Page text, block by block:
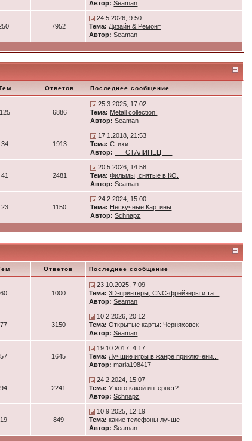
Автор: Seaman
7952
24.5.2026, 9:50
Тема: Дизайн & Ремонт
Автор: Seaman
Ответов Последнее сообщение
125 6886
25.3.2025, 17:02
Тема: Metall collection!
Автор: Seaman
34 1913
17.1.2018, 21:53
Тема: Стихи
Автор: ===СТАЛИНЕЦ===
41 2481
20.5.2026, 14:58
Тема: Фильмы, снятые в КО.
Автор: Seaman
23 1150
24.2.2024, 15:00
Тема: Нескучные Картины
Автор: Schnapz
Ответов Последнее сообщение
60 1000
23.10.2025, 7:09
Тема: 3D-принтеры, CNC-фрейзеры и та...
Автор: Seaman
77 3150
10.2.2026, 20:12
Тема: Открытые карты: Черняховск
Автор: Seaman
57 1645
19.10.2017, 4:17
Тема: Лучшие игры в жанре приключени...
Автор: maria198417
94 2241
24.2.2024, 15:07
Тема: У кого какой интернет?
Автор: Schnapz
19 849
10.9.2025, 12:19
Тема: какие телефоны лучше
Автор: Seaman